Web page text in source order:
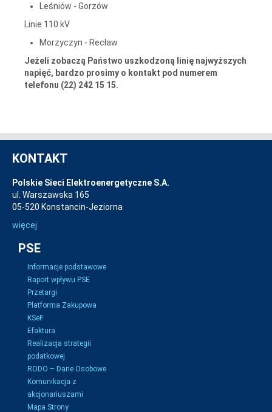
Leśniów - Gorzów
Linie 110 kV
Morzyczyn - Recław
Jeżeli zobaczą Państwo uszkodzoną linię najwyższych
napięć, bardzo prosimy o kontakt pod numerem
telefonu (22) 242 15 15.
KONTAKT
Polskie Sieci Elektroenergetyczne S.A.
ul. Warszawska 165
05-520 Konstancin-Jeziorna
więcej
PSE
Informacje podstawowe
Raport wpływu PSE
Przetargi
Platforma Zakupowa
KSeF
Efaktura
Realizacja strategii
podatkowej
RODO – Dane Osobowe
Komunikacja z
akcjonariuszami
Mapa Strony